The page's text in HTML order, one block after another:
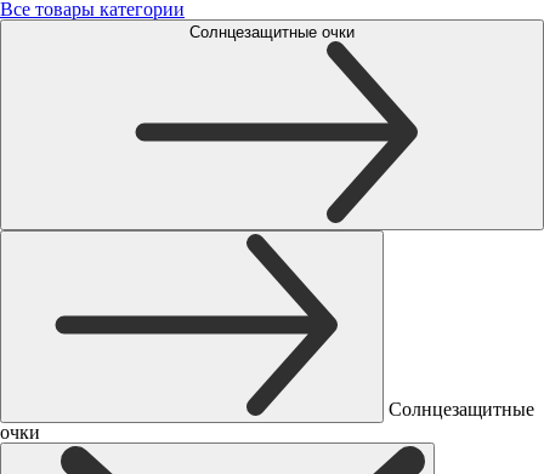
Все товары категории
Солнцезащитные очки
Солнцезащитные
очки